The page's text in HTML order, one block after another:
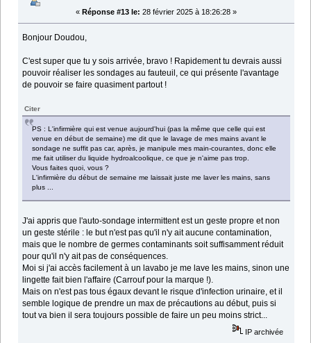
« Réponse #13 le: 28 février 2025 à 18:26:28 »
Bonjour Doudou,
C'est super que tu y sois arrivée, bravo ! Rapidement tu devrais aussi
pouvoir réaliser les sondages au fauteuil, ce qui présente l'avantage
de pouvoir se faire quasiment partout !
Citer
PS : L'infirmière qui est venue aujourd'hui (pas la même que celle qui est
venue en début de semaine) me dit que le lavage de mes mains avant le
sondage ne suffit pas car, après, je manipule mes main-courantes, donc elle
me fait utiliser du liquide hydroalcoolique, ce que je n'aime pas trop.
Vous faites quoi, vous ?
L'infirmière du début de semaine me laissait juste me laver les mains, sans
plus ...
J'ai appris que l'auto-sondage intermittent est un geste propre et non
un geste stérile : le but n'est pas qu'il n'y ait aucune contamination,
mais que le nombre de germes contaminants soit suffisamment réduit
pour qu'il n'y ait pas de conséquences.
Moi si j'ai accès facilement à un lavabo je me lave les mains, sinon une
lingette fait bien l'affaire (Carrouf pour la marque !).
Mais on n'est pas tous égaux devant le risque d'infection urinaire, et il
semble logique de prendre un max de précautions au début, puis si
tout va bien il sera toujours possible de faire un peu moins strict...
IP archivée